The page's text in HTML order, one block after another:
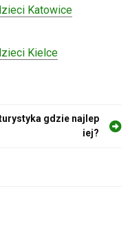
Katowice
Kielce
gdzie najlep
iej?